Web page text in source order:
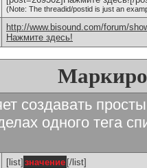
(Note: The threadid/postid is just an
http://www.bisound.com/forum/
Нажмите здесь!
создавать
одного тега
[list] значение [/list]